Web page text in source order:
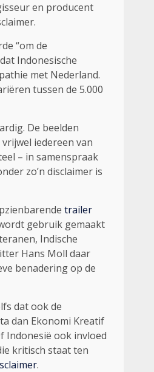
en producent
“om de
Indonesische
met Nederland.
tussen de 5.000
De beelden
iedereen van
– in samenspraak
zo’n disclaimer is
trailer
gebruik gemaakt
Indische
Hans Moll daar
benadering op de
dat ook de
dan Ekonomi Kreatif
Indonesië ook invloed
kritisch staat ten
.